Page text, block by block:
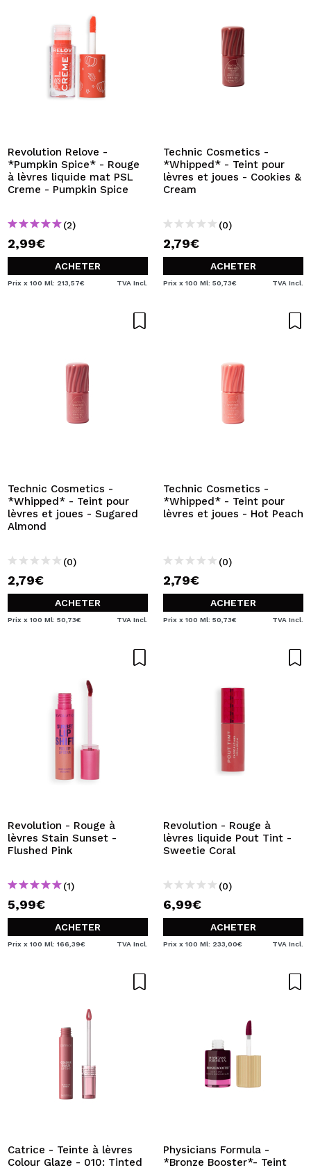
Revolution Relove -
*Pumpkin Spice* - Rouge
à lèvres liquide mat PSL
Creme - Pumpkin Spice
(2)
2,99€
ACHETER
Prix x 100 Ml: 213,57€ TVA Incl.
Technic Cosmetics -
*Whipped* - Teint pour
lèvres et joues - Cookies &
Cream
(0)
2,79€
ACHETER
Prix x 100 Ml: 50,73€ TVA Incl.
Technic Cosmetics -
*Whipped* - Teint pour
lèvres et joues - Sugared
Almond
(0)
2,79€
ACHETER
Prix x 100 Ml: 50,73€ TVA Incl.
Technic Cosmetics -
*Whipped* - Teint pour
lèvres et joues - Hot Peach
(0)
2,79€
ACHETER
Prix x 100 Ml: 50,73€ TVA Incl.
Revolution - Rouge à
lèvres Stain Sunset -
Flushed Pink
(1)
5,99€
ACHETER
Prix x 100 Ml: 166,39€ TVA Incl.
Revolution - Rouge à
lèvres liquide Pout Tint -
Sweetie Coral
(0)
6,99€
ACHETER
Prix x 100 Ml: 233,00€ TVA Incl.
Catrice - Teinte à lèvres
Colour Glaze - 010: Tinted
Physicians Formula -
*Bronze Booster*- Teint